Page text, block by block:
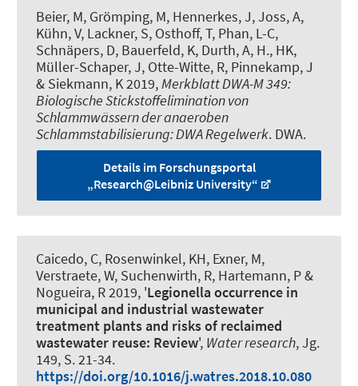
Beier, M, Grömping, M, Hennerkes, J, Joss, A,
Kühn, V, Lackner, S, Osthoff, T, Phan, L-C,
Schnäpers, D, Bauerfeld, K, Durth, A, H., HK,
Müller-Schaper, J, Otte-Witte, R, Pinnekamp, J
& Siekmann, K 2019,Merkblatt DWA-M 349:
Biologische Stickstoffelimination von
Schlammwässern der anaeroben
Schlammstabilisierung: DWA Regelwerk. DWA.
Details im Forschungsportal
„Research@Leibniz University“
Caicedo, C, Rosenwinkel, KH, Exner, M,
Verstraete, W, Suchenwirth, R, Hartemann, P&
Nogueira, R2019, 'Legionella occurrence in
municipal and industrial wastewater
treatment plants and risks of reclaimed
wastewater reuse: Review', Water research, Jg.
149, S. 21-34.
https://doi.org/10.1016/j.watres.2018.10.080